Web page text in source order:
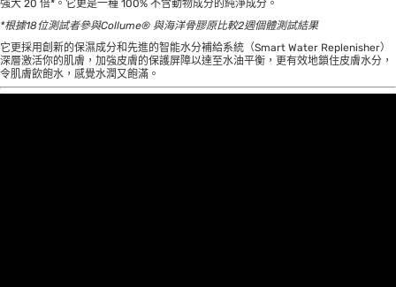
強大 20 倍*。它更是一種 100% 不含動物成分的純淨成分。
*根據18位測試者參與Collume® 與海洋骨膠原比較2週個體測試結果
它更採用創新的保濕成分和先進的智能水分補給系統（Smart Water Replenisher）
深層激活你的肌膚，加強皮膚的保護屏障以達至水油平衡，更有效地鎖住皮膚水分，
令肌膚飲飽水，感覺水潤又飽滿。